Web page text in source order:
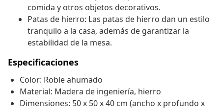
comida y otros objetos decorativos.
Patas de hierro: Las patas de hierro dan un estilo
tranquilo a la casa, además de garantizar la
estabilidad de la mesa.
Especificaciones
Color: Roble ahumado
Material: Madera de ingeniería, hierro
Dimensiones: 50 x 50 x 40 cm (ancho x profundo x